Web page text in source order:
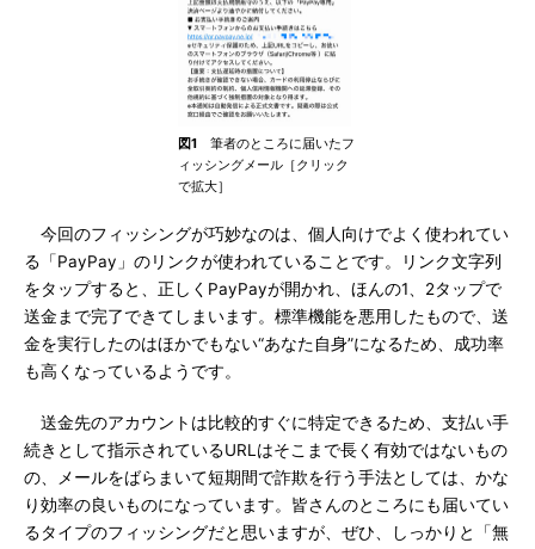
図1 筆者のところに届いたフ
ィッシングメール［クリック
で拡大］
今回のフィッシングが巧妙なのは、個人向けでよく使われてい
る「PayPay」のリンクが使われていることです。リンク文字列
をタップすると、正しくPayPayが開かれ、ほんの1、2タップで
送金まで完了できてしまいます。標準機能を悪用したもので、送
金を実行したのはほかでもない“あなた自身”になるため、成功率
も高くなっているようです。
送金先のアカウントは比較的すぐに特定できるため、支払い手
続きとして指示されているURLはそこまで長く有効ではないもの
の、メールをばらまいて短期間で詐欺を行う手法としては、かな
り効率の良いものになっています。皆さんのところにも届いてい
るタイプのフィッシングだと思いますが、ぜひ、しっかりと「無